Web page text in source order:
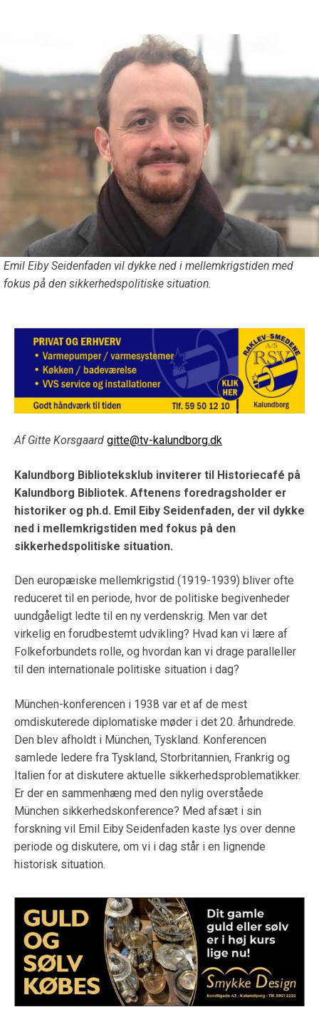
Emil Eiby Seidenfaden vil dykke ned i mellemkrigstiden med
fokus på den sikkerhedspolitiske situation.
Af Gitte Korsgaard gitte@tv-kalundborg.dk
Kalundborg Biblioteksklub inviterer til Historiecafé på
Kalundborg Bibliotek. Aftenens foredragsholder er
historiker og ph.d. Emil Eiby Seidenfaden, der vil dykke
ned i mellemkrigstiden med fokus på den
sikkerhedspolitiske situation.
Den europæiske mellemkrigstid (1919-1939) bliver ofte
reduceret til en periode, hvor de politiske begivenheder
uundgåeligt ledte til en ny verdenskrig. Men var det
virkelig en forudbestemt udvikling? Hvad kan vi lære af
Folkeforbundets rolle, og hvordan kan vi drage paralleller
til den internationale politiske situation i dag?
München-konferencen i 1938 var et af de mest
omdiskuterede diplomatiske møder i det 20. århundrede.
Den blev afholdt i München, Tyskland. Konferencen
samlede ledere fra Tyskland, Storbritannien, Frankrig og
Italien for at diskutere aktuelle sikkerhedsproblematikker.
Er der en sammenhæng med den nylig overståede
München sikkerhedskonference? Med afsæt i sin
forskning vil Emil Eiby Seidenfaden kaste lys over denne
periode og diskutere, om vi i dag står i en lignende
historisk situation.